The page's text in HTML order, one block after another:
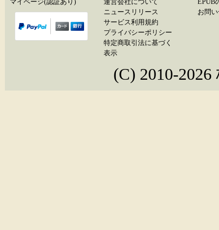
マイページ(認証あり)
運営会社について
ニュースリリース
サービス利用規約
プライバシーポリシー
特定商取引法に基づく
表示
EPUB
お問
(C) 2010-